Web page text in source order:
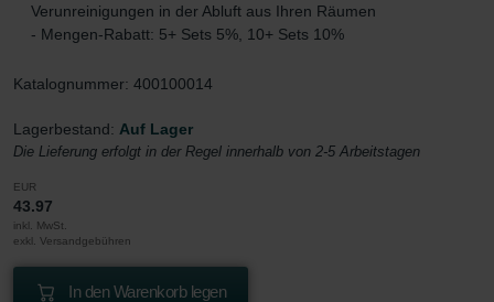
Verunreinigungen in der Abluft aus Ihren Räumen
- Mengen-Rabatt: 5+ Sets 5%, 10+ Sets 10%
Katalognummer: 400100014
Lagerbestand: Auf Lager
Die Lieferung erfolgt in der Regel innerhalb von 2-5 Arbeitstagen
EUR
43.97
inkl. MwSt.
exkl. Versandgebühren
In den Warenkorb legen